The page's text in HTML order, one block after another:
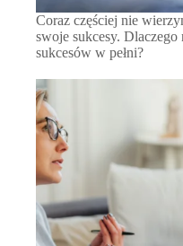
Coraz częściej nie
swoje sukcesy.
sukcesów w pełni?